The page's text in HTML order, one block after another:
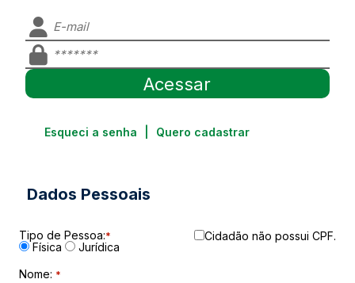
Esqueci a senha Quero cadastrar
Dados Pessoais
Tipo de Pessoa:*
Física Jurídica
Cidadão não possui CPF.
Nome: *